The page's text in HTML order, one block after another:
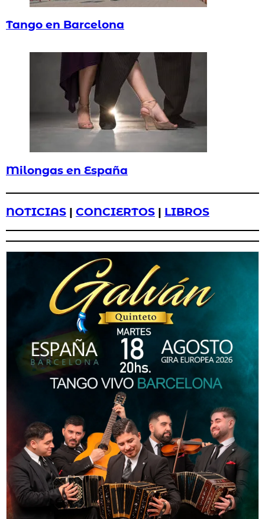
Tango en Barcelona
Milongas en España
NOTICIAS | CONCIERTOS | LIBROS